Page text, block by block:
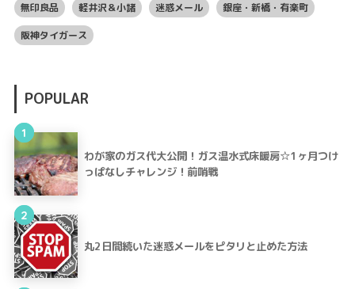
無印良品 軽井沢＆小諸 迷惑メール 銀座・新橋・有楽町
阪神タイガース
POPULAR
1
わが家のガス代大公開！ガス温水式床暖房☆1ヶ月つけ
っぱなしチャレンジ！前哨戦
2
丸2日間続いた迷惑メールをピタリと止めた方法